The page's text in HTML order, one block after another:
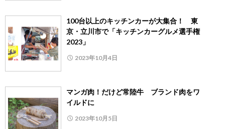
100台以上のキッチンカーが大集合！ 東
京・立川市で「キッチンカーグルメ選手権
2023」
2023年10月4日
マンガ肉！だけど常陸牛 ブランド肉をワ
イルドに
2023年10月5日